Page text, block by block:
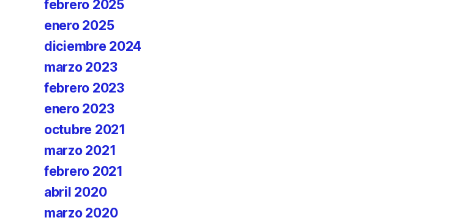
febrero 2025
enero 2025
diciembre 2024
marzo 2023
febrero 2023
enero 2023
octubre 2021
marzo 2021
febrero 2021
abril 2020
marzo 2020